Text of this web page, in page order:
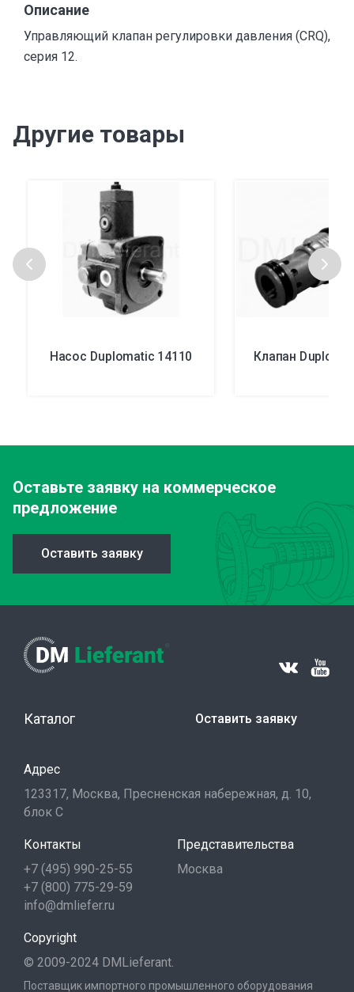
Описание
Управляющий клапан регулировки давления (CRQ),
серия 12.
Другие товары
Насос Duplomatic 14110 Клапан
Оставьте заявку на коммерческое
предложение
Оставить заявку
Каталог Оставить заявку
Адрес
123317, Москва, Пресненская набережная, д. 10,
блок С
Контакты
+7 (495) 990-25-55
+7 (800) 775-29-59
info@dmliefer.ru
Представительства
Москва
Copyright
© 2009-2024 DMLieferant.
Поставщик импортного промышленного оборудования